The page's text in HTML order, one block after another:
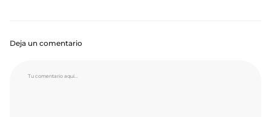
Deja un comentario